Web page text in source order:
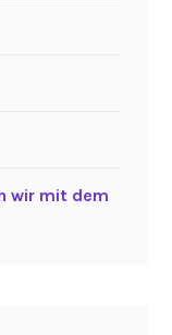
wir mit dem